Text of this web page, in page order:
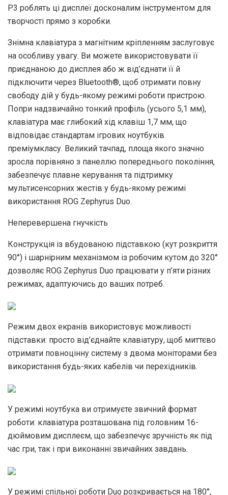
P3 роблять ці дисплеї досконалим інструментом для
творчості прямо з коробки.
Знімна клавіатура з магнітним кріпленням заслуговує
на особливу увагу. Ви можете використовувати її
приєднаною до дисплея або ж від’єднати її й
підключити через Bluetooth®, щоб отримати повну
свободу дій у будь-якому режимі роботи пристрою.
Попри надзвичайно тонкий профіль (усього 5,1 мм),
клавіатура має глибокий хід клавіш 1,7 мм, що
відповідає стандартам ігрових ноутбуків
преміумкласу. Великий тачпад, площа якого значно
зросла порівняно з панеллю попереднього покоління,
забезпечує плавне керування та підтримку
мультисенсорних жестів у будь-якому режимі
використання ROG Zephyrus Duo.
Неперевершена гнучкість
Конструкція із вбудованою підставкою (кут розкриття
90°) і шарнірним механізмом із робочим кутом до 320°
дозволяє ROG Zephyrus Duo працювати у п’яти різних
режимах, адаптуючись до ваших потреб.
Режим двох екранів використовує можливості
підставки: просто від’єднайте клавіатуру, щоб миттєво
отримати повноцінну систему з двома моніторами без
використання будь-яких кабелів чи перехідників.
У режимі ноутбука ви отримуєте звичний формат
роботи: клавіатура розташована під головним 16-
дюймовим дисплеєм, що забезпечує зручність як під
час гри, так і при виконанні звичайних завдань.
У режимі спільної роботи Duo розкривається на 180°,